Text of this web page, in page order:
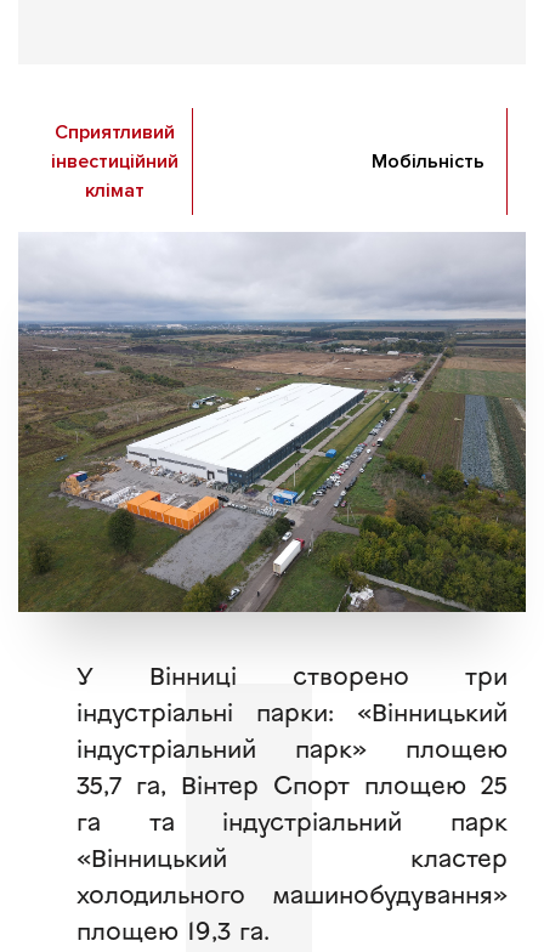
Сприятливий
інвестиційний
клімат
Мобільність
У Вінниці створено три
індустріальні парки: «Вінницький
індустріальний парк» площею
35,7 га, Вінтер Спорт площею 25
га та індустріальний парк
«Вінницький кластер
холодильного машинобудування»
площею 19,3 га.